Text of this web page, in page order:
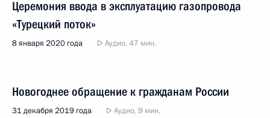
Церемония ввода в эксплуатацию газопровода
«Турецкий поток»
8 января 2020 года Аудио, 47 мин.
Новогоднее обращение к гражданам России
31 декабря 2019 года Аудио, 9 мин.